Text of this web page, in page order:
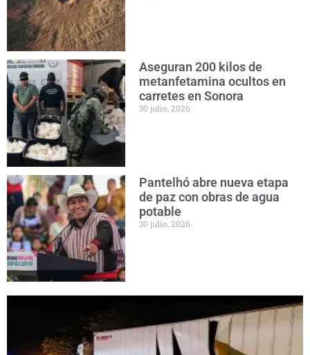
Aseguran 200 kilos de
metanfetamina ocultos en
carretes en Sonora
30 julio, 2026
Pantelhó abre nueva etapa
de paz con obras de agua
potable
30 julio, 2026